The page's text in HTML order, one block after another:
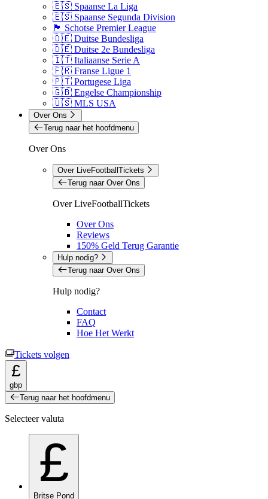
🇪🇸 Spaanse La Liga
🇪🇸 Spaanse Segunda Division
🏴󠁧󠁢󠁳󠁣󠁴󠁿 Schotse Premier League
🇩🇪 Duitse Bundesliga
🇩🇪 Duitse 2e Bundesliga
🇮🇹 Italiaanse Serie A
🇫🇷 Franse Ligue 1
🇵🇹 Portugese Liga
🇬🇧 Engelse Championship
🇺🇸 MLS USA
Over Ons
Terug naar het hoofdmenu
Over Ons
Over LiveFootballTickets
Terug naar Over Ons
Over LiveFootballTickets
Over Ons
Reviews
150% Geld Terug Garantie
Hulp nodig?
Terug naar Over Ons
Hulp nodig?
Contact
FAQ
Hoe Het Werkt
Tickets volgen
£
gbp
Terug naar het hoofdmenu
Selecteer valuta
£
Britse Pond